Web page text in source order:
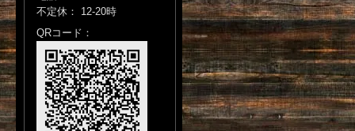
不定休： 12-20時
QRコード：